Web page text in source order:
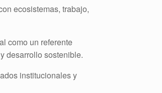
ecosistemas, trabajo,
como un referente
desarrollo sostenible.
institucionales y